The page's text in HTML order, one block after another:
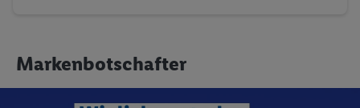
Markenbotschafter